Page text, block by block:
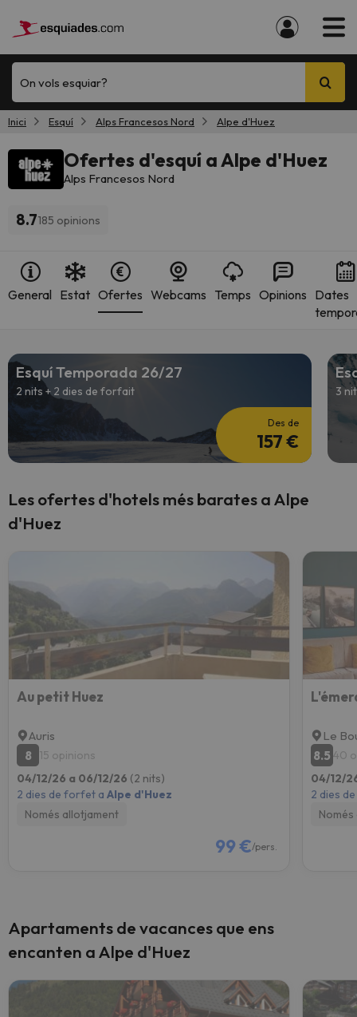
On vols esquiar?
Inici Esquí Alps Francesos Nord Alpe d'Huez
Ofertes d'esquí a Alpe d'Huez
Alps Francesos Nord
8.7185 opinions
General Estat Ofertes Webcams Temps Opinions Dates
Esquí Temporada 26/27
2 nits + 2 dies de forfait
Des de
157 €
3
Les ofertes d'hotels més barates a Alpe
d'Huez
Au petit Huez
Auris
8
15 opinions
04/12/26 a 06/12/26 (2 nits)
2 dies de forfet a Alpe d'Huez
Només allotjament
99 €/pers.
Le
8.5 40
04/12/
2 dies
Apartaments de vacances que ens
encanten a Alpe d'Huez